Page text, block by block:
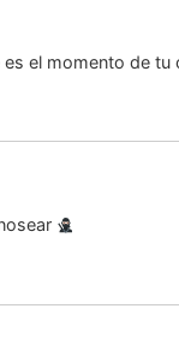
el momento de